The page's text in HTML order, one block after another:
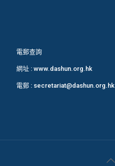
電郵查詢
網址 : www.dashun.org.hk
電郵 : secretariat@dashun.org.hk